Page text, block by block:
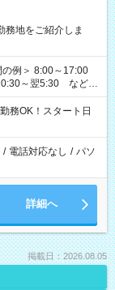
地をご紹介しま
例＞ 8:00～17:00
～翌5:30 など ★
なし、交替制など
務OK！スタート日
/ 電話対応なし / パソ
詳細へ
掲載日：2026.08.05